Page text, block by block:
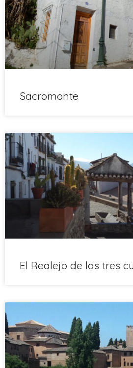
Sacromonte
El Realejo de las tres